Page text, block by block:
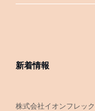
新着情報
株式会社イオンフレッ